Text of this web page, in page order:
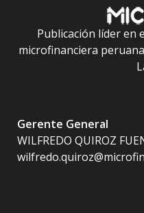
Publicación líder en
microfinanciera
Gerente General
WILFREDO QUIROZ